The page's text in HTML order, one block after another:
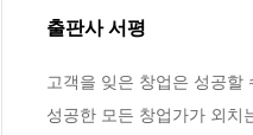
출판사 서평
고객을 잊은 창업은 성공할
성공한 모든 창업가가 외치